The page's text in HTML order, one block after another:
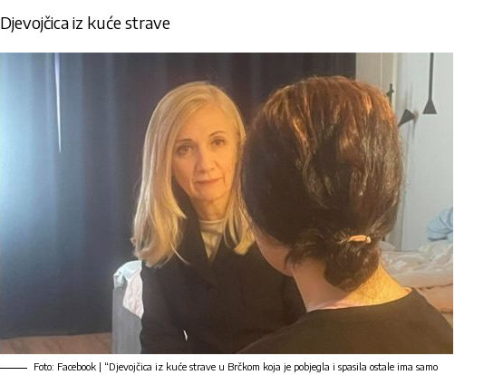
Djevojčica iz kuće strave
Foto: Facebook | “Djevojčica iz kuće strave u Brčkom koja je pobjegla i spasila ostale ima samo